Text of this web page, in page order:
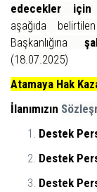
edecekler için
aşağıda
Başkanlığına
(18.07.2025)
Atamaya Hak
İlanımızın
Destek
Destek
Destek